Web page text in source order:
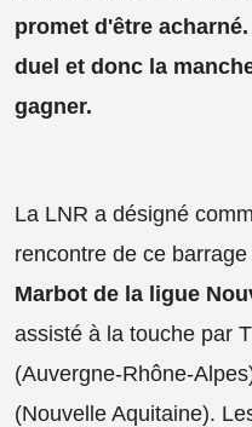
promet d'être
duel et donc la
gagner.
La LNR a désigné
rencontre de ce
Marbot de la ligue
assisté à la touche par
(Auvergne-Rhône-
(Nouvelle Aquitaine).